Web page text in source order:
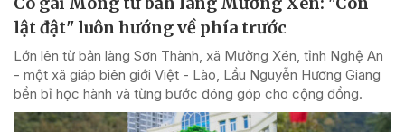
lật đật" luôn hướng về phía trước
Lớn lên từ bản làng Sơn Thành, xã Mường Xén, tỉnh Nghệ An
- một xã giáp biên giới Việt - Lào, Lầu Nguyễn Hương Giang
bền bỉ học hành và từng bước đóng góp cho cộng đồng.